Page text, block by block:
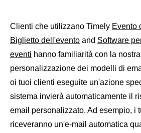
Clienti che utilizzano Timely Evento
Biglietto dell'evento and Software
eventi hanno familiarità con la
personalizzazione dei modelli di
oi tuoi clienti eseguite un'azione
sistema invierà automaticamente il
email personalizzato. Ad esempio, i
riceveranno un'e-mail automatica